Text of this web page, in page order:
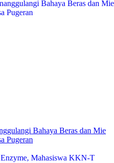
Bahaya Beras dan Mie
Pugeran